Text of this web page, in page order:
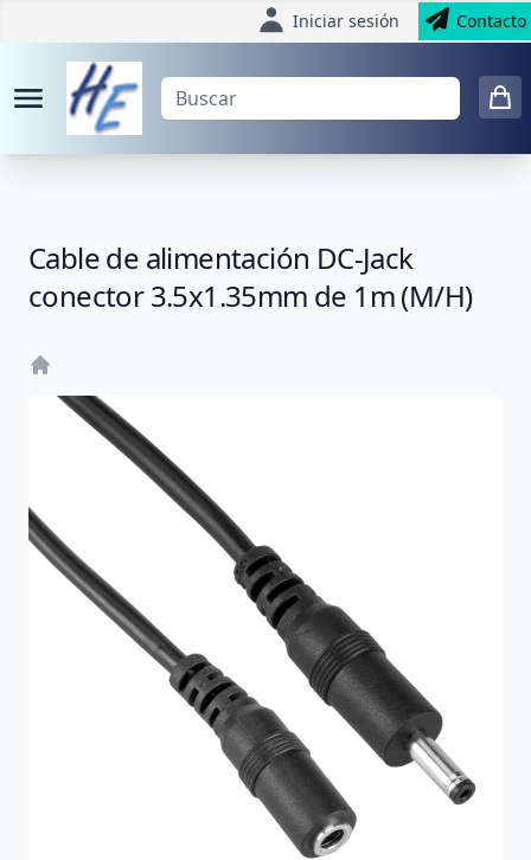
Iniciar sesión Contacto
Cable de alimentación DC-Jack
conector 3.5x1.35mm de 1m (M/H)
Home